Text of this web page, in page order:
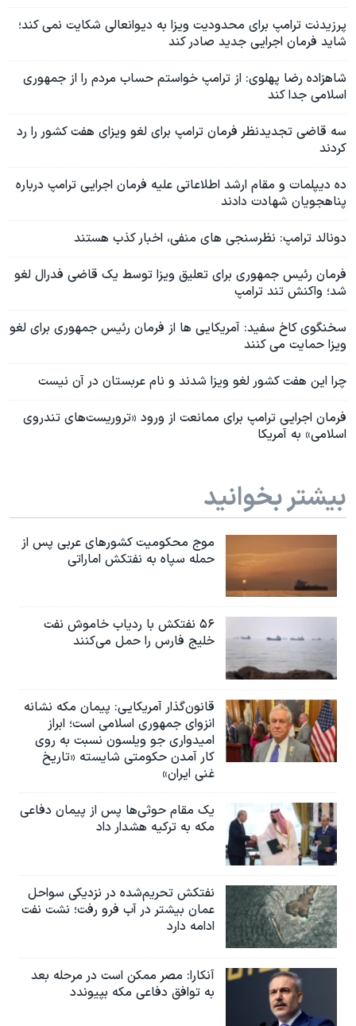
پرزیدنت ترامپ برای محدودیت ویزا به دیوانعالی شکایت نمی کند؛
شاید فرمان اجرایی جدید صادر کند
شاهزاده رضا پهلوی: از ترامپ خواستم حساب مردم را از جمهوری
اسلامی جدا کند
سه قاضی تجدیدنظر فرمان ترامپ برای لغو ویزای هفت کشور را رد
کردند
ده دیپلمات و مقام ارشد اطلاعاتی علیه فرمان اجرایی ترامپ درباره
پناهجویان شهادت دادند
دونالد ترامپ: نظرسنجی های منفی، اخبار کذب هستند
فرمان رئیس جمهوری برای تعلیق ویزا توسط یک قاضی فدرال لغو
شد؛ واکنش تند ترامپ
سخنگوی کاخ سفید: آمریکایی ها از فرمان رئیس جمهوری برای لغو
ویزا حمایت می کنند
چرا این هفت کشور لغو ویزا شدند و نام عربستان در آن نیست
فرمان اجرایی ترامپ برای ممانعت از ورود «تروریست‌های تندروی
اسلامی» به آمریکا
بیشتر بخوانید
موج محکومیت کشورهای عربی پس از
حمله سپاه به نفتکش اماراتی
۵۶ نفتکش با ردیاب خاموش نفت
خلیج فارس را حمل می‌کنند
قانون‌گذار آمریکایی: پیمان مکه نشانه
انزوای جمهوری اسلامی است؛ ابراز
امیدواری جو ویلسون نسبت به روی
کار آمدن حکومتی شایسته «تاریخ
غنی ایران»
یک مقام حوثی‌ها پس از پیمان دفاعی
مکه به ترکیه هشدار داد
نفتکش تحریم‌شده در نزدیکی سواحل
عمان بیشتر در آب فرو رفت؛ نشت نفت
ادامه دارد
آنکارا: مصر ممکن است در مرحله بعد
به توافق دفاعی مکه بپیوندد